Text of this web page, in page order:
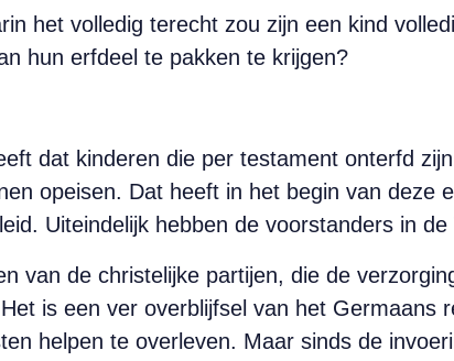
het volledig terecht zou zijn een kind
hun erfdeel te pakken te krijgen?
dat kinderen die per testament onterfd
opeisen. Dat heeft in het begin van deze
Uiteindelijk hebben de voorstanders in
van de christelijke partijen, die de
is een ver overblijfsel van het Germaans
helpen te overleven. Maar sinds de